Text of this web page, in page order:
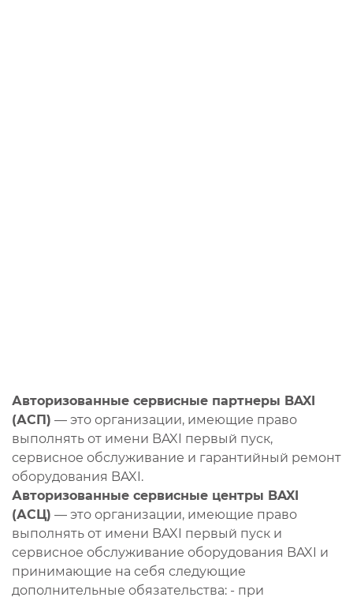
Авторизованные сервисные партнеры BAXI
(АСП) — это организации, имеющие право
выполнять от имени BAXI первый пуск,
сервисное обслуживание и гарантийный ремонт
оборудования BAXI.
Авторизованные сервисные центры BAXI
(АСЦ) — это организации, имеющие право
выполнять от имени BAXI первый пуск и
сервисное обслуживание оборудования BAXI и
принимающие на себя следующие
дополнительные обязательства: - при